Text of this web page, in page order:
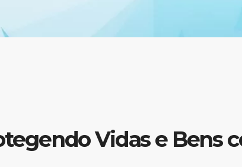
Vidas e Bens